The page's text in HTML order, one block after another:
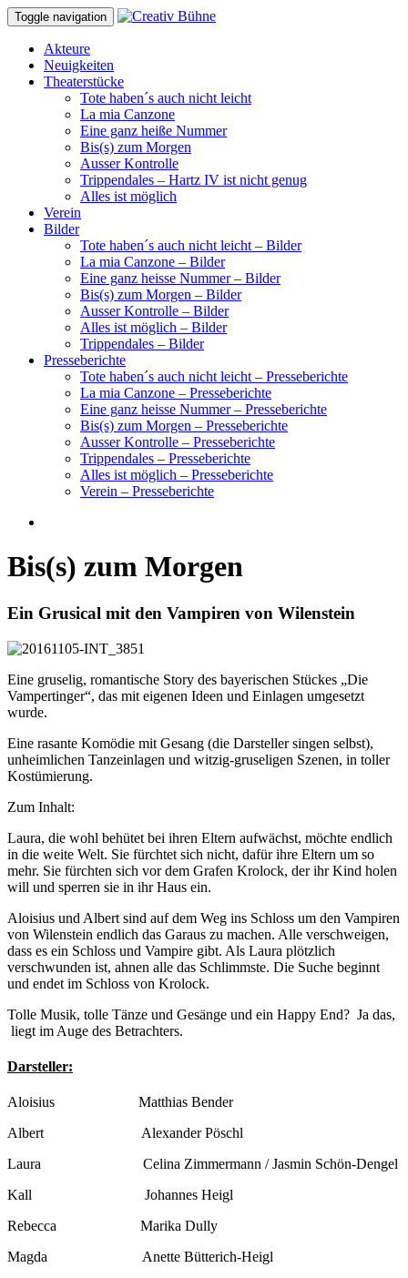
Toggle navigation
Akteure
Neuigkeiten
Theaterstücke
Tote haben´s auch nicht leicht
La mia Canzone
Eine ganz heiße Nummer
Bis(s) zum Morgen
Ausser Kontrolle
Trippendales – Hartz IV ist nicht genug
Alles ist möglich
Verein
Bilder
Tote haben´s auch nicht leicht – Bilder
La mia Canzone – Bilder
Eine ganz heisse Nummer – Bilder
Bis(s) zum Morgen – Bilder
Ausser Kontrolle – Bilder
Alles ist möglich – Bilder
Trippendales – Bilder
Presseberichte
Tote haben´s auch nicht leicht – Presseberichte
La mia Canzone – Presseberichte
Eine ganz heisse Nummer – Presseberichte
Bis(s) zum Morgen – Presseberichte
Ausser Kontrolle – Presseberichte
Trippendales – Presseberichte
Alles ist möglich – Presseberichte
Verein – Presseberichte
Bis(s) zum Morgen
Ein Grusical mit den Vampiren von Wilenstein
Eine gruselig, romantische Story des bayerischen Stückes „Die
Vampertinger“, das mit eigenen Ideen und Einlagen umgesetzt
wurde.
Eine rasante Komödie mit Gesang (die Darsteller singen selbst),
unheimlichen Tanzeinlagen und witzig-gruseligen Szenen, in toller
Kostümierung.
Zum Inhalt:
Laura, die wohl behütet bei ihren Eltern aufwächst, möchte endlich
in die weite Welt. Sie fürchtet sich nicht, dafür ihre Eltern um so
mehr. Sie fürchten sich vor dem Grafen Krolock, der ihr Kind holen
will und sperren sie in ihr Haus ein.
Aloisius und Albert sind auf dem Weg ins Schloss um den Vampiren
von Wilenstein endlich das Garaus zu machen. Alle verschweigen,
dass es ein Schloss und Vampire gibt. Als Laura plötzlich
verschwunden ist, ahnen alle das Schlimmste. Die Suche beginnt
und endet im Schloss von Krolock.
Tolle Musik, tolle Tänze und Gesänge und ein Happy End? Ja das,
liegt im Auge des Betrachters.
Darsteller:
Aloisius Matthias Bender
Albert Alexander Pöschl
Laura Celina Zimmermann / Jasmin Schön-Dengel
Kall Johannes Heigl
Rebecca Marika Dully
Magda Anette Bütterich-Heigl